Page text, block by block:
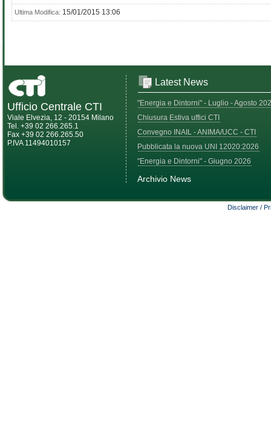
Ultima Modifica: 15/01/2015 13:06
Ufficio Centrale CTI
Viale Elvezia, 12 - 20154 Milano
Tel. +39 02 266.265.1
Fax +39 02 266.265.50
P.IVA 11494010157
Latest News
"Energia e Dintorni" - Luglio - Agosto
Chiusura Estiva uffici CTI
Convegno INAIL - ANIMA/UCC - CTI
Pubblicata la nuova UNI 12020:2026
"Energia e Dintorni" - Giugno 2026
Archivio News
Disclaimer /